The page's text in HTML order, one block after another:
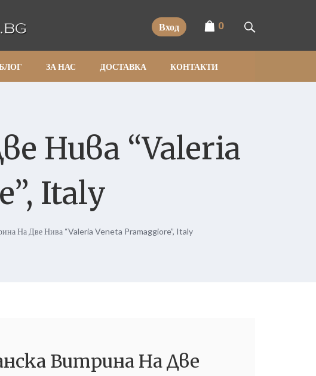
Вход 0
ЗА НАС ДОСТАВКА КОНТАКТИ
Нива “Valeria
Italy
На Две Нива “Valeria Veneta Pramaggiore”, Italy
Витрина На Две